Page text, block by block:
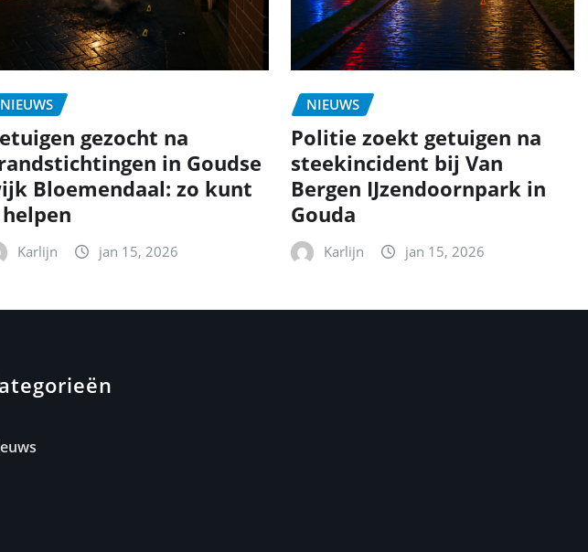
NIEUWS
gezocht na
in Goudse
Bloemendaal: zo kunt
Karlijn jan 15, 2026
NIEUWS
Politie zoekt getuigen na
steekincident bij Van
Bergen IJzendoornpark in
Gouda
Karlijn jan 15, 2026